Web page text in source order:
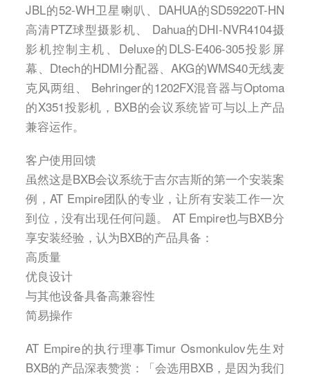
JBL的52-WH卫星喇叭、DAHUA的SD59220T-HN
高清PTZ球型摄影机、 Dahua的DHI-NVR4104摄
影机控制主机、Deluxe的DLS-E406-305投影屏
幕、Dtech的HDMI分配器、AKG的WMS40无线麦
克风两组、 Behringer的1202FX混音器与Optoma
的X351投影机，BXB的会议系统皆可与以上产品
兼容运作。
客户使用回馈
虽然这是BXB会议系统于吉尔吉斯的第一个安装案
例，AT Empire团队的专业，让所有安装工作一次
到位，没有出现任何问题。 AT Empire也与BXB分
享安装经验，认为BXB的产品具备：
高质量
优良设计
与其他设备具备高兼容性
简易操作
AT Empire的执行理事Timur Osmonkulov先生对
BXB的产品深表赞赏：「会选用BXB，是因为我们